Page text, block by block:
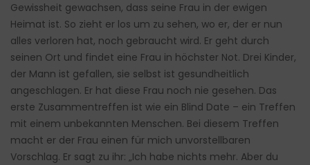
Gewissheit gewachsen, dass seine Frau in der ewigen
Heimat ist. So zieht er los um zu sehen, wo er, der er nun
alles verloren hat, noch gebraucht wird. Er geht durch
seinen Ort und findet eine Frau in höchster Not. Drei Kinder,
der Mann ist gefallen, sie selbst ist gesundheitlich
angeschlagen. Er hat diese Frau noch nie gesehen. Das
erste Zusammentreffen ist wie ein Blind Date – ein Treffen
mit einem unbekannten Menschen. Bei diesem Treffen
macht er der Frau einen für mich unvorstellbaren
Vorschlag. Er sagt zu ihr: „Ich habe nichts mehr. Aber du